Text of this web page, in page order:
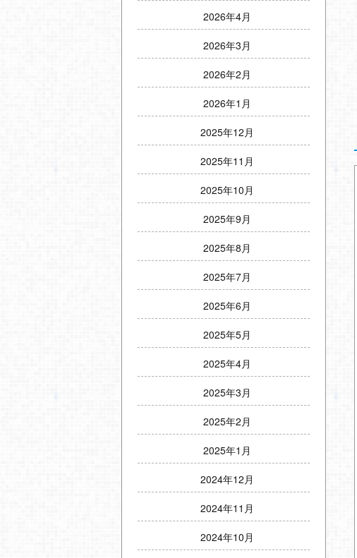
2026年4月
2026年3月
2026年2月
2026年1月
2025年12月
2025年11月
2025年10月
2025年9月
2025年8月
2025年7月
2025年6月
2025年5月
2025年4月
2025年3月
2025年2月
2025年1月
2024年12月
2024年11月
2024年10月